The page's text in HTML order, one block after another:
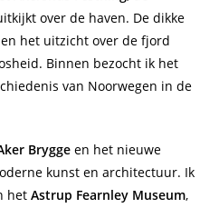
over de haven. De dikke
het uitzicht over de fjord
Binnen bezocht ik het
van Noorwegen in de
Brygge en het nieuwe
kunst en architectuur. Ik
hetAstrup Fearnley Museum,